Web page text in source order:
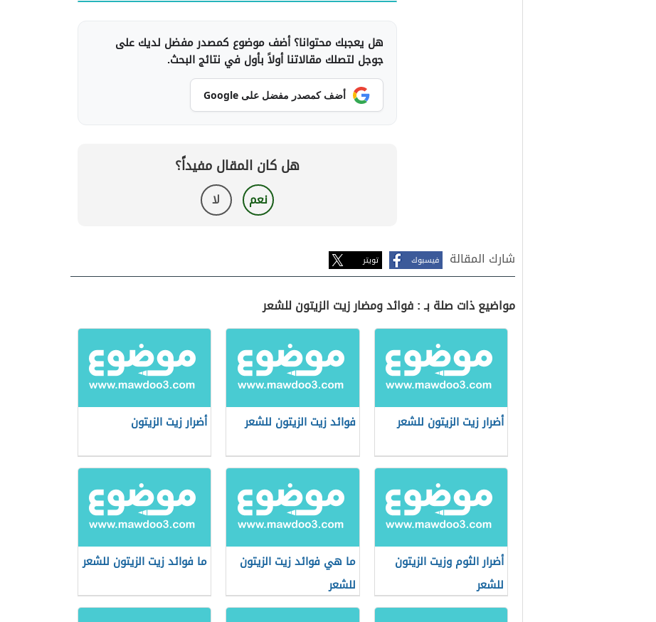
هل يعجبك محتوانا؟ أضف موضوع كمصدر مفضل لديك على
جوجل لتصلك مقالاتنا أولاً بأول في نتائج البحث.
أضف كمصدر مفضل على Google
هل كان المقال مفيداً؟
نعم لا
شارك المقالة فيسبوك تويتر
مواضيع ذات صلة بـ : فوائد ومضار زيت الزيتون للشعر
أضرار زيت الزيتون للشعر فوائد زيت الزيتون للشعر أضرار زيت الزيتون
أضرار الثوم وزيت الزيتون
للشعر
ما هي فوائد زيت الزيتون
للشعر
ما فوائد زيت الزيتون للشعر